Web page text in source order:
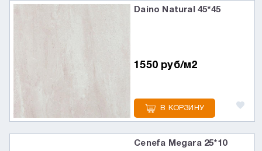
Daino Natural 45*45
1550 руб/м2
В КОРЗИНУ
Cenefa Megara 25*10